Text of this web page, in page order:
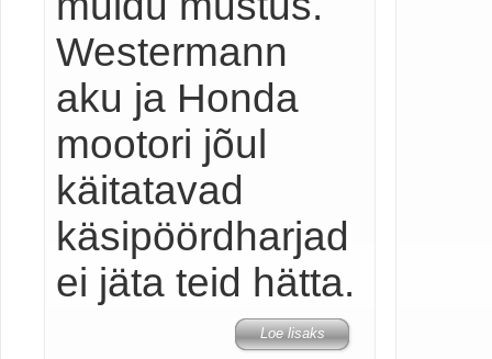
Westermann
aku ja Honda
mootori jõul
käitatavad
käsipöördharjad
ei jäta teid hätta.
Loe lisaks